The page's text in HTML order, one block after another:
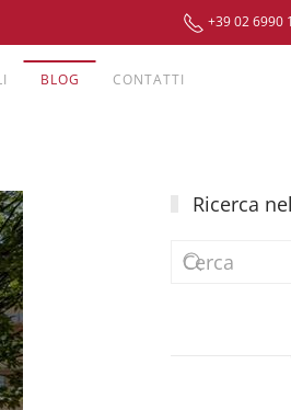
+39 02 6990
BLOG CONTATTI
Ricerca